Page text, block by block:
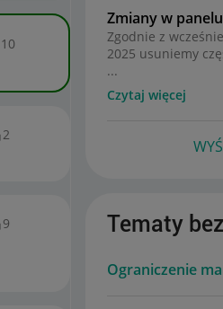
10
2
9
Zmiany w
Zgodnie z
2025 usuniemy
...
Czytaj więcej
Tematy
Ograniczenie